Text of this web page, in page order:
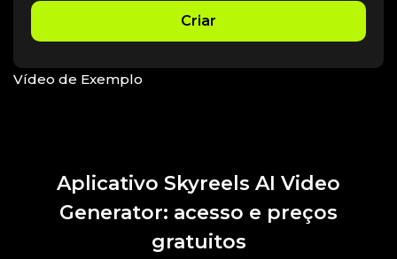
Criar
Vídeo de Exemplo
Aplicativo Skyreels AI Video
Generator: acesso e preços
gratuitos